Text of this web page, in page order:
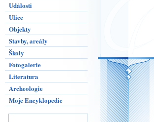
Události
Ulice
Objekty
Stavby, areály
Školy
Fotogalerie
Literatura
Archeologie
Moje Encyklopedie